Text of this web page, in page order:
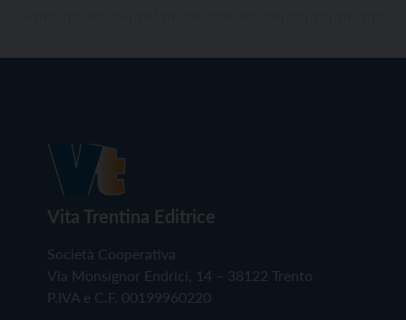
Vita Trentina Editrice
Società Cooperativa
Via Monsignor Endrici, 14 – 38122 Trento
P.IVA e C.F. 00199960220